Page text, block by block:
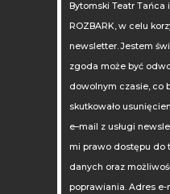
Bytomski Teatr Tańca
ROZBARK, w celu
newsletter. Jestem
zgoda może być
dowolnym czasie, co
skutkowało
e–mail z usługi
mi prawo dostępu do
danych oraz
poprawiania. Adres e-